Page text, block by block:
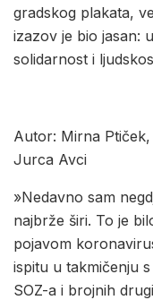
gradskog plakata,
izazov je bio jasan:
solidarnost i
Autor: Mirna Ptiček,
Jurca Avci
»Nedavno sam
najbrže širi. To je
pojavom
ispitu u takmičenju
SOZ-a i brojnih